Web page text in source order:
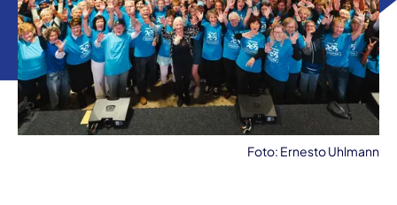
Foto: Ernesto Uhlmann